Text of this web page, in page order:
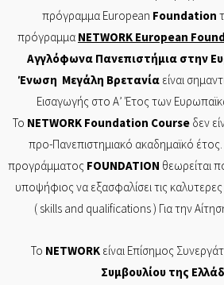
πρόγραμμαEuropean Foundation
πρόγραμμα NETWORK European
Αγγλόφωνα Πανεπιστήμια στην
Ένωση Μεγάλη Βρετανία είναι
Εισαγωγής στο Α’ Έτος των
Το NETWORK Foundation Course δεν
προ-Πανεπιστημιακό ακαδημαϊκό
προγράμματος FOUNDATION θεωρείται
υποψήφιος να εξασφαλίσει τις καλυτερες
( skills and qualifications) Για την
Το NETWORK είναι Επίσημος
Συμβουλίου της